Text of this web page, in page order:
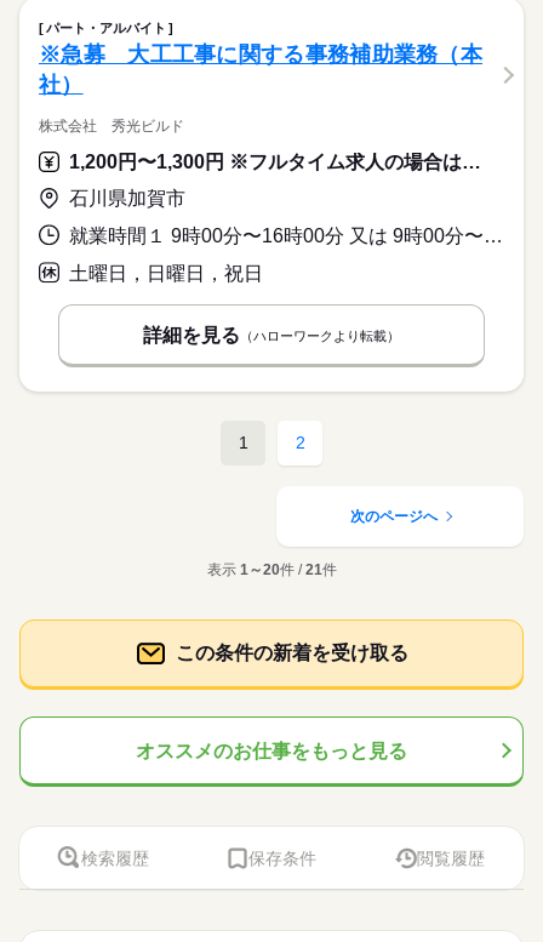
パート・アルバイト
※急募 大工工事に関する事務補助業務（本
社）
株式会社 秀光ビルド
1,200円〜1,300円 ※フルタイム求人の場合は月額（換算額）、パート求人の場合は時間額を表示しています。
石川県加賀市
就業時間１ 9時00分〜16時00分 又は 9時00分〜18時00分の時間の間の6時間程度 就業時間に関する特記事項 ※就業時間についてご希望があればご相談ください
土曜日，日曜日，祝日
詳細を見る （ハローワークより転載）
1 2
次のページへ
表示 1～20件 /21件
この条件の新着を受け取る
オススメのお仕事をもっと見る
検索履歴 保存条件 閲覧履歴